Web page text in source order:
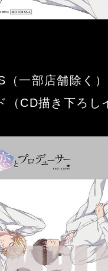
（一部店舗除く
（CD描き下ろし